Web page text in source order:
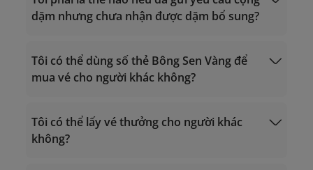
cho hội viên Triệu Dặm, Bạch Kim, Vàng):
trong vòng 2 ngày làm việc tính từ ngày
cho hội viên Titan, Bạc, Đăng ký): trong
vòng 3 ngày làm việc tính từ ngày bay.
Tìm hiểu thêm
Giờ hoạt động 24/7
Gọi trong lãnh thổ Việt Nam: 1900 1800
Gọi từ nước ngoài về Việt Nam: +84 24
dặm nhưng chưa nhận được dặm bổ sung?
Gọi trong lãnh thổ Việt Nam: 1900 1800
Gọi từ nước ngoài về Việt Nam: +84 24
Tôi có thể dùng số thẻ Bông Sen Vàng để
mua vé cho người khác không?
Tôi có thể lấy vé thưởng cho người khác
không?